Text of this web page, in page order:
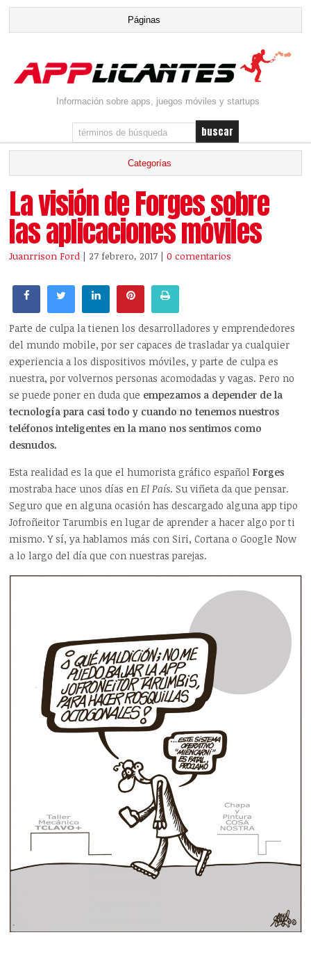
Información sobre apps, juegos móviles y startups
La visión de Forges sobre
las aplicaciones móviles
Juanrrison Ford | 27 febrero, 2017 |0 comentarios
Parte de culpa la tienen los desarrolladores y emprendedores
del mundo mobile, por ser capaces de trasladar ya cualquier
experiencia a los dispositivos móviles, y parte de culpa es
nuestra, por volvernos personas acomodadas y vagas. Pero no
se puede poner en duda que empezamos a depender de la
tecnología para casi todo y cuando no tenemos nuestros
teléfonos inteligentes en la mano nos sentimos como
desnudos.
Esta realidad es la que el humorista gráfico españolForges
mostraba hace unos días enEl País. Su viñeta da que pensar.
Seguro que en alguna ocasión has descargado alguna app tipo
Jofroñeitor Tarumbis en lugar de aprender a hacer algo por ti
mismo. Y sí, ya hablamos más con Siri, Cortana o Google Now
a lo largo del día que con nuestras parejas.